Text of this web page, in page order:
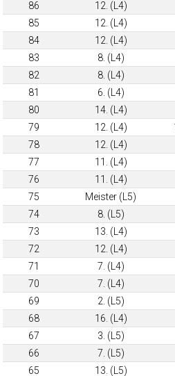
86 12. (L4)
85
12. (L4)
84
12. (L4)
83
8. (L4)
82
8. (L4)
81
6. (L4)
80
14. (L4)
79
12. (L4)
78
12. (L4)
77
11. (L4)
76
11. (L4)
75
Meister (L5)
74
8. (L5)
73
13. (L4)
72
12. (L4)
71
7. (L4)
70
7. (L4)
69
2. (L5)
68
16. (L4)
67
3. (L5)
66
7. (L5)
65
13. (L5)